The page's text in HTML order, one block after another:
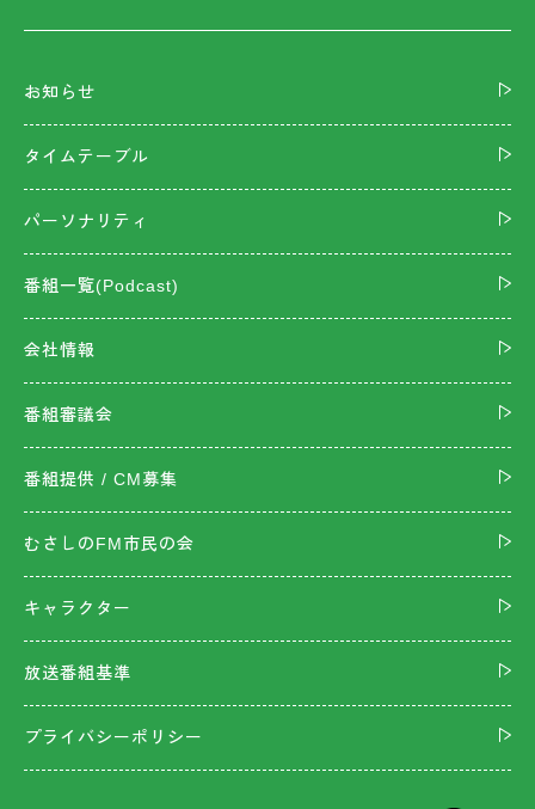
お知らせ
タイムテーブル
パーソナリティ
番組一覧(Podcast)
会社情報
番組審議会
番組提供 / CM募集
むさしのFM市民の会
キャラクター
放送番組基準
プライバシーポリシー